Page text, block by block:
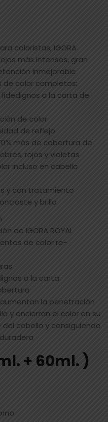
coloristas, IGORA
más intensos, gran
inmejorable
de color completos:
a la carta de
de color
de reflejo
más de cobertura de
rojos y violetas
incluso en cabello
y con tratamiento
y brillo
de IGORA ROYAL
de color re-
a la carta
la penetración
y encierran el color en su
cabello y consiguiendo
+ 60ml. )